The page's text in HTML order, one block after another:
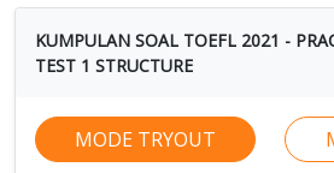
KUMPULAN SOAL TOEFL 2021 -
TEST 1 STRUCTURE
MODE TRYOUT